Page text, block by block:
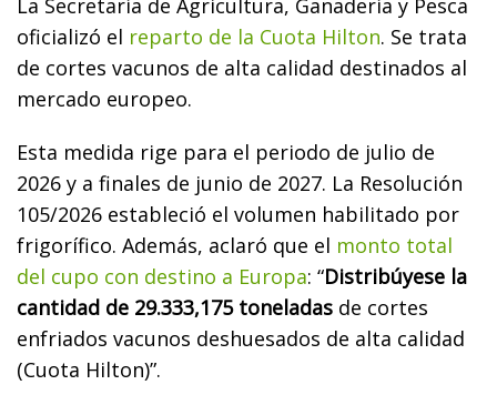
La Secretaría de Agricultura, Ganadería y Pesca
oficializó el reparto de la Cuota Hilton. Se trata
de cortes vacunos de alta calidad destinados al
mercado europeo.
Esta medida rige para el periodo de julio de
2026 y a finales de junio de 2027. La Resolución
105/2026 estableció el volumen habilitado por
frigorífico. Además, aclaró que el monto total
del cupo con destino a Europa: “Distribúyese la
cantidad de 29.333,175 toneladas de cortes
enfriados vacunos deshuesados de alta calidad
(Cuota Hilton)”.